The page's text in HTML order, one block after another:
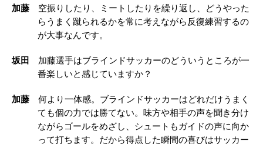
加藤 空振りしたり、ミートしたりを繰り返し、どうやった
らうまく蹴られるかを常に考えながら反復練習するの
が大事なんです。
坂田
加藤選手はブラインドサッカーのどういうところが一
番楽しいと感じていますか？
加藤 何より一体感。ブラインドサッカーはどれだけうまく
ても個の力では勝てない。味方や相手の声を聞き分け
ながらゴールをめざし、シュートもガイドの声に向か
って打ちます。だから得点した瞬間の喜びはサッカー